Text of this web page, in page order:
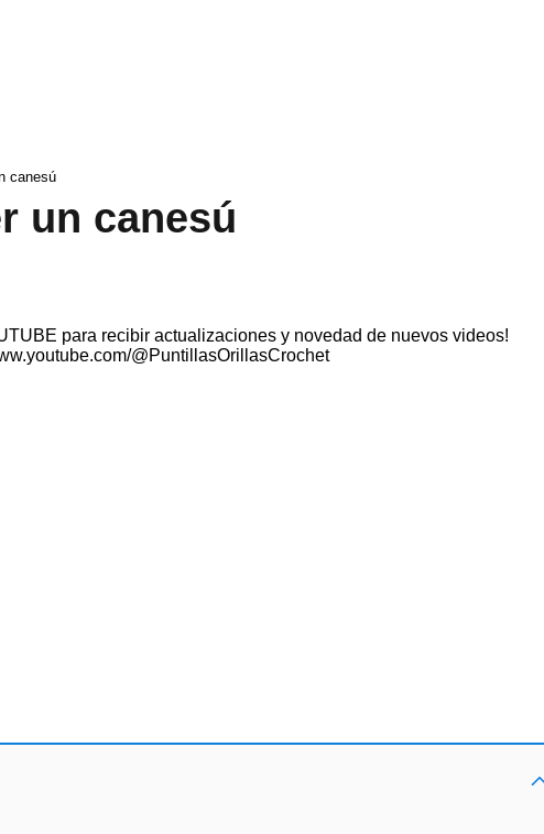
canesú
un canesú
para recibir actualizaciones y novedad de nuevos videos!
@PuntillasOrillasCrochet